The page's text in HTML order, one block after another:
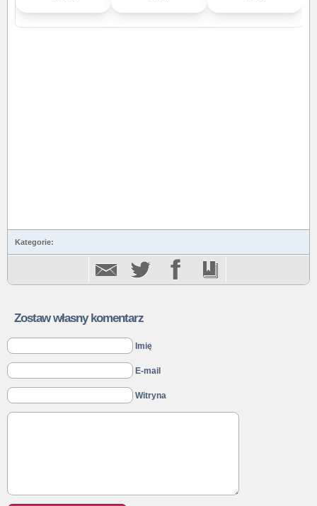
Kategorie:
Zostaw własny komentarz
Imię
E-mail
Witryna